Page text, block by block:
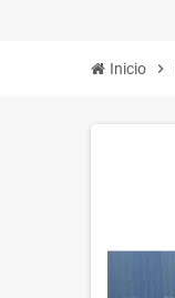
Inicio chevron_right